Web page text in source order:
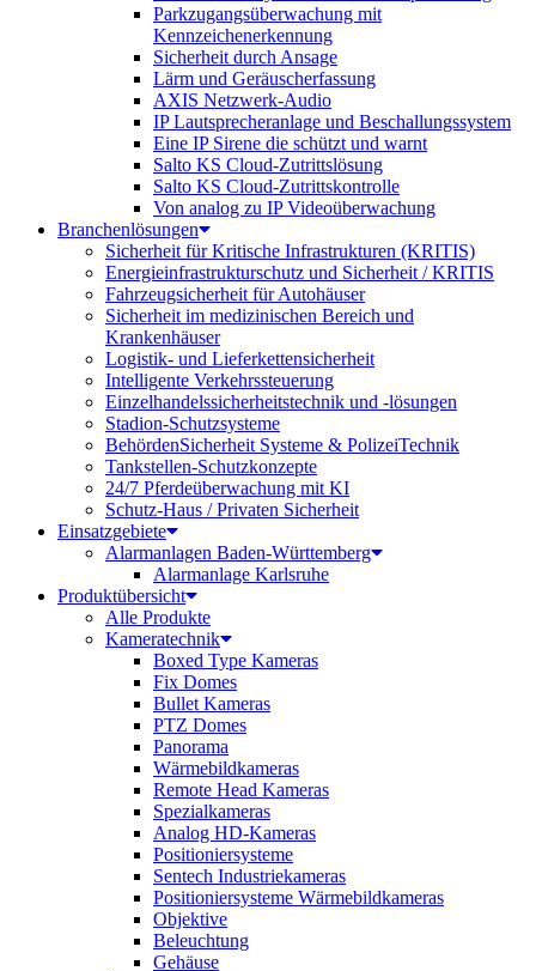
Parkzugangsüberwachung mit
Kennzeichenerkennung
Sicherheit durch Ansage
Lärm und Geräuscherfassung
AXIS Netzwerk-Audio
IP Lautsprecheranlage und Beschallungssystem
Eine IP Sirene die schützt und warnt
Salto KS Cloud-Zutrittslösung
Salto KS Cloud-Zutrittskontrolle
Von analog zu IP Videoüberwachung
Branchenlösungen
Sicherheit für Kritische Infrastrukturen (KRITIS)
Energieinfrastrukturschutz und Sicherheit / KRITIS
Fahrzeugsicherheit für Autohäuser
Sicherheit im medizinischen Bereich und
Krankenhäuser
Logistik- und Lieferkettensicherheit
Intelligente Verkehrssteuerung
Einzelhandelssicherheitstechnik und -lösungen
Stadion-Schutzsysteme
BehördenSicherheit Systeme & PolizeiTechnik
Tankstellen-Schutzkonzepte​
24/7 Pferdeüberwachung mit KI
Schutz-Haus / Privaten Sicherheit
Einsatzgebiete
Alarmanlagen Baden-Württemberg
Alarmanlage Karlsruhe
Produktübersicht
Alle Produkte
Kameratechnik
Boxed Type Kameras
Fix Domes
Bullet Kameras
PTZ Domes
Panorama
Wärmebildkameras
Remote Head Kameras
Spezialkameras
Analog HD-Kameras
Positioniersysteme
Sentech Industriekameras
Positioniersysteme Wärmebildkameras
Objektive
Beleuchtung
Gehäuse